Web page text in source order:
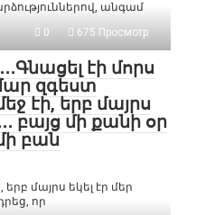
անգամ
0 675 Просмотр
էի մորս
զգեստ
էի, երբ մայրս
բայց մի քանի օր
բան
մայրս եկել էր մեր
որ